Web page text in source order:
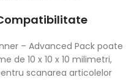
– Advanced Pack poate
de 10 x 10 x 10 milimetri,
scanarea articolelor